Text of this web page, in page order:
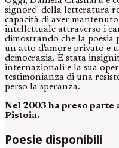
signore" della letteratura
capacità di aver
intellettuale attraverso i
dimostrando che la poesia
un atto d'amore privato e
democrazia. È stata
internazionali e la sua
testimonianza di una
perso la speranza.
Nel 2003 ha preso parte
Pistoia.
Poesie disponibili